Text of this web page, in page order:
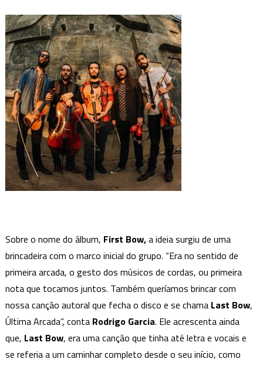
Sobre o nome do álbum, First Bow,a ideia surgiu de uma
brincadeira com o marco inicial do grupo. “Era no sentido de
primeira arcada, o gesto dos músicos de cordas, ou primeira
nota que tocamos juntos. Também queríamos brincar com
nossa canção autoral que fecha o disco e se chama Last Bow,
Última Arcada”, conta Rodrigo Garcia. Ele acrescenta ainda
que, Last Bow, era uma canção que tinha até letra e vocais e
se referia a um caminhar completo desde o seu início, como